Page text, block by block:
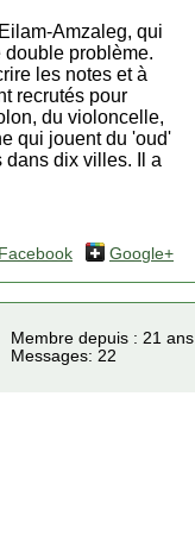
Amzaleg, qui
problème.
les notes et à
recrutés pour
du violoncelle,
qui jouent du 'oud'
dans dix villes. Il a
Facebook Google+
Membre depuis : 21 ans
Messages: 22